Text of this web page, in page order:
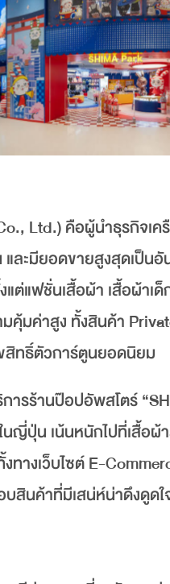
Ltd.) คือผู้นำธุรกิจเ
ละมียอดขายสูงสุดเป็น
แฟชั่นเสื้อผ้า เสื้อผ้าเด็
คุ้มค่าสูง ทั้งสินค้า
สิทธิ์ตัวการ์ตูนยอดนิยม
ริการร้านป๊อปอัพสโตร์
ญี่ปุ่น เน้นหนักไปที่เสื้อ
างเว็บไซต์ E-
บสินค้าที่มีเสน่ห์น่าดึงดู